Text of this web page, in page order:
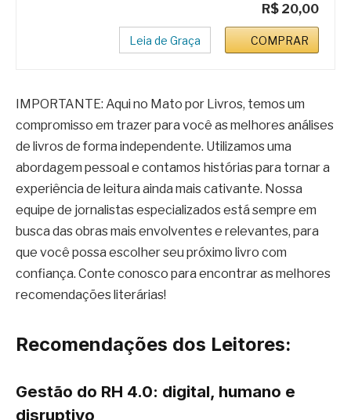
R$ 20,00
Leia de Graça COMPRAR
IMPORTANTE: Aqui no Mato por Livros, temos um
compromisso em trazer para você as melhores análises
de livros de forma independente. Utilizamos uma
abordagem pessoal e contamos histórias para tornar a
experiência de leitura ainda mais cativante. Nossa
equipe de jornalistas especializados está sempre em
busca das obras mais envolventes e relevantes, para
que você possa escolher seu próximo livro com
confiança. Conte conosco para encontrar as melhores
recomendações literárias!
Recomendações dos Leitores:
Gestão do RH 4.0: digital, humano e
disruptivo